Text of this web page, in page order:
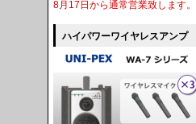
8月17日から通常営業致します。
ハイパワーワイヤレスアンプ